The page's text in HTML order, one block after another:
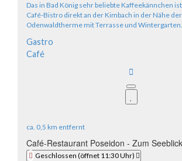
Das in Bad König sehr beliebte Kaffeekännchen
Café-Bistro direkt an der Kimbach in der Nähe der
Odenwaldtherme mit Terrasse und Wintergarten.
Gastro
Café
ca. 0,5 km entfernt
Café-Restaurant Poseidon - Zum Seeblick
Geschlossen (öffnet 11:30 Uhr)